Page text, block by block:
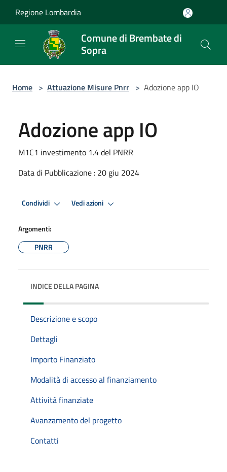
Regione Lombardia
Comune di Brembate di
Sopra
Home > Attuazione Misure Pnrr > Adozione app IO
Adozione app IO
M1C1 investimento 1.4 del PNRR
Data di Pubblicazione : 20 giu 2024
Condividi Vedi azioni
Argomenti:
PNRR
INDICE DELLA PAGINA
Descrizione e scopo
Dettagli
Importo Finanziato
Modalità di accesso al finanziamento
Attività finanziate
Avanzamento del progetto
Contatti